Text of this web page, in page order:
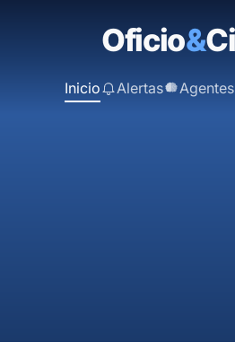
Inicio Alertas Agentes